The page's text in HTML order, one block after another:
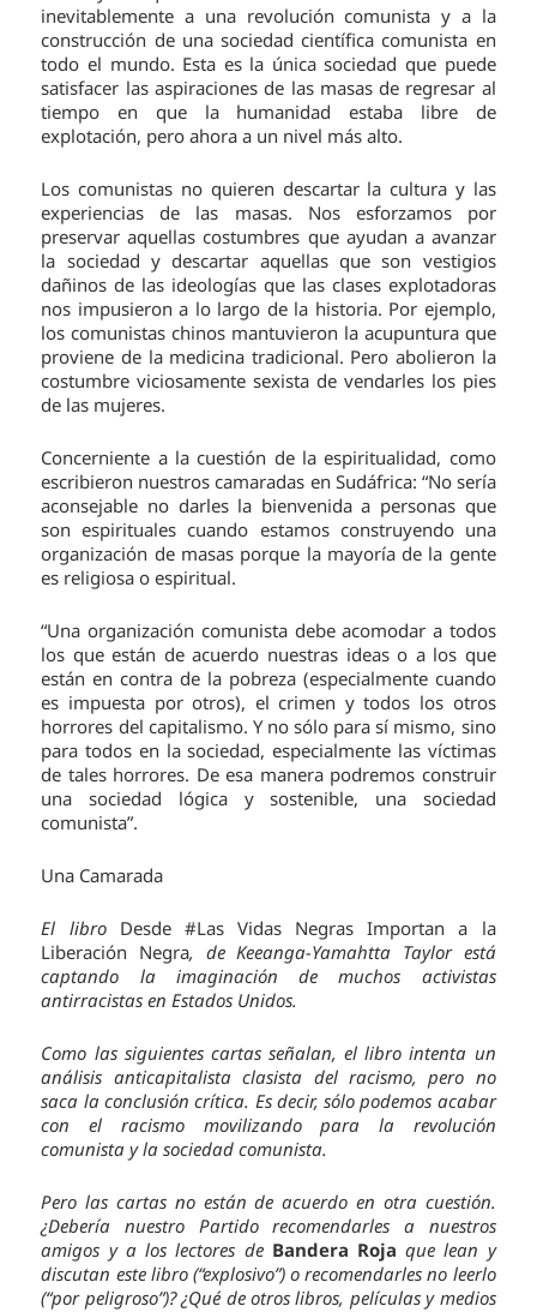
inevitablemente a una revolución comunista y a la
construcción de una sociedad científica comunista en
todo el mundo. Esta es la única sociedad que puede
satisfacer las aspiraciones de las masas de regresar al
tiempo en que la humanidad estaba libre de
explotación, pero ahora a un nivel más alto.
Los comunistas no quieren descartar la cultura y las
experiencias de las masas. Nos esforzamos por
preservar aquellas costumbres que ayudan a avanzar
la sociedad y descartar aquellas que son vestigios
dañinos de las ideologías que las clases explotadoras
nos impusieron a lo largo de la historia. Por ejemplo,
los comunistas chinos mantuvieron la acupuntura que
proviene de la medicina tradicional. Pero abolieron la
costumbre viciosamente sexista de vendarles los pies
de las mujeres.
Concerniente a la cuestión de la espiritualidad, como
escribieron nuestros camaradas en Sudáfrica: “No sería
aconsejable no darles la bienvenida a personas que
son espirituales cuando estamos construyendo una
organización de masas porque la mayoría de la gente
es religiosa o espiritual.
“Una organización comunista debe acomodar a todos
los que están de acuerdo nuestras ideas o a los que
están en contra de la pobreza (especialmente cuando
es impuesta por otros), el crimen y todos los otros
horrores del capitalismo. Y no sólo para sí mismo, sino
para todos en la sociedad, especialmente las víctimas
de tales horrores. De esa manera podremos construir
una sociedad lógica y sostenible, una sociedad
comunista”.
Una Camarada
El libro Desde #Las Vidas Negras Importan a la
Liberación Negra, de Keeanga-Yamahtta Taylor está
captando la imaginación de muchos activistas
antirracistas en Estados Unidos.
Como las siguientes cartas señalan, el libro intenta un
análisis anticapitalista clasista del racismo, pero no
saca la conclusión crítica. Es decir, sólo podemos acabar
con el racismo movilizando para la revolución
comunista y la sociedad comunista.
Pero las cartas no están de acuerdo en otra cuestión.
¿Debería nuestro Partido recomendarles a nuestros
amigos y a los lectores de Bandera Roja que lean y
discutan este libro (“explosivo”) o recomendarles no leerlo
(“por peligroso”)? ¿Qué de otros libros, películas y medios